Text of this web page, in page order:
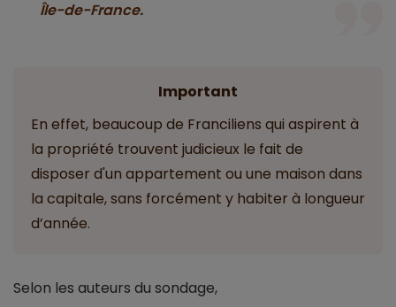
Île-de-France.
Important
En effet, beaucoup de Franciliens qui aspirent à
la propriété trouvent judicieux le fait de
disposer d'un appartement ou une maison dans
la capitale, sans forcément y habiter à longueur
d’année.
Selon les auteurs du sondage,